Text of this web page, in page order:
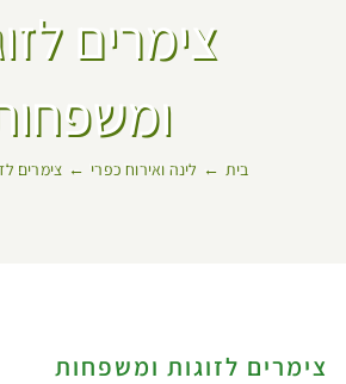
צימרים
בית לינה ואירוח כפרי צימרים
צימרים לזוגות ומשפחות